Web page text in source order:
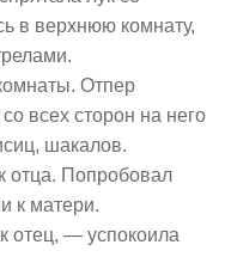
в верхнюю комнату,
Отпер
всех сторон на него
шакалов.
отца. Попробовал
к матери.
отец, — успокоила